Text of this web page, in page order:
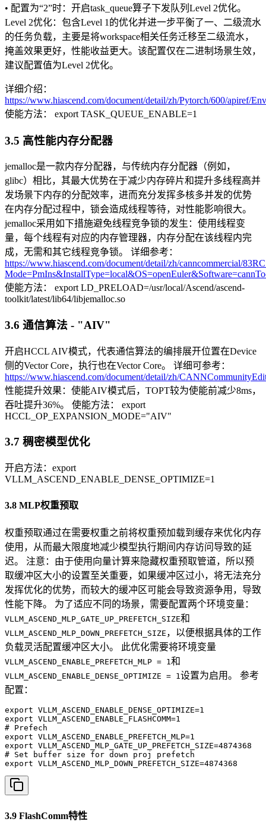
• 配置为“2”时：开启task_queue算子下发队列Level 2优化。
Level 2优化：包含Level 1的优化并进一步平衡了一、二级流水
的任务负载，主要是将workspace相关任务迁移至二级流水，
掩盖效果更好，性能收益更大。该配置仅在二进制场景生效，
建议配置值为Level 2优化。
详细介绍：
https://www.hiascend.com/document/detail/zh/Pytorch/600/apiref/
使能方法： export TASK_QUEUE_ENABLE=1
3.5 高性能内存分配器
jemalloc是一款内存分配器，与传统内存分配器（例如，
glibc）相比，其最大优势在于减少内存碎片和提升多线程高并
发场景下内存的分配效率，进而充分发挥多核多并发的优势
在内存分配过程中，锁会造成线程等待，对性能影响很大。
jemalloc采用如下措施避免线程竞争锁的发生：使用线程变
量，每个线程有对应的内存管理器，内存分配在该线程内完
成，无需和其它线程竞争锁。 详细参考：
https://www.hiascend.com/document/detail/zh/canncommercial/
使能方法： export LD_PRELOAD=/usr/local/Ascend/ascend-
toolkit/latest/lib64/libjemalloc.so
3.6 通信算法 - "AIV"
开启HCCL AIV模式，代表通信算法的编排展开位置在Device
侧的Vector Core，执行也在Vector Core。 详细可参考：
https://www.hiascend.com/document/detail/zh/
性能提升效果：使能AIV模式后，TOPT较为使能前减少8ms，
吞吐提升36%。 使能方法： export
HCCL_OP_EXPANSION_MODE="AIV"
3.7 稠密模型优化
开启方法：export
VLLM_ASCEND_ENABLE_DENSE_OPTIMIZE=1
3.8 MLP权重预取
权重预取通过在需要权重之前将权重预加载到缓存来优化内存
使用，从而最大限度地减少模型执行期间内存访问导致的延
迟。 注意：由于使用向量计算来隐藏权重预取管道，所以预
取缓冲区大小的设置至关重要，如果缓冲区过小，将无法充分
发挥优化的优势，而较大的缓冲区可能会导致资源争用，导致
性能下降。 为了适应不同的场景，需要配置两个环境变量：
VLLM_ASCEND_MLP_GATE_UP_PREFETCH_SIZE和
VLLM_ASCEND_MLP_DOWN_PREFETCH_SIZE ，以便根据具体的工作
负载灵活配置缓冲区大小。 此优化需要将环境变量
VLLM_ASCEND_ENABLE_PREFETCH_MLP = 1 和
VLLM_ASCEND_ENABLE_DENSE_OPTIMIZE = 1 设置为启用。 参考
配置：
export VLLM_ASCEND_ENABLE_DENSE_OPTIMIZE=1
export VLLM_ASCEND_ENABLE_FLASHCOMM=1
# Prefech
export VLLM_ASCEND_ENABLE_PREFETCH_MLP=1
export VLLM_ASCEND_MLP_GATE_UP_PREFETCH_SIZE=4874368
# Set buffer size for down proj prefetch
export VLLM_ASCEND_MLP_DOWN_PREFETCH_SIZE=4874368
3.9 FlashComm特性